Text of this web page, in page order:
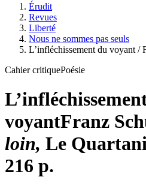
Érudit
Revues
Liberté
Nous ne sommes pas seuls
L’infléchissement du voyant /
Cahier critiquePoésie
voyantFranz
loin, Le
216 p.